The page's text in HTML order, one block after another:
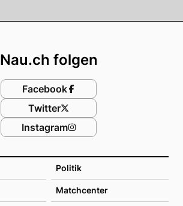
Politik
Matchcenter
Nau.ch folgen
Facebook
Twitter
Instagram